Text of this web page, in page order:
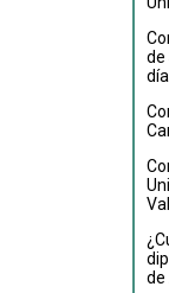
de
de